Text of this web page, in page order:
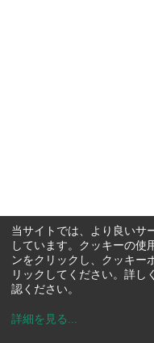
当サイトでは、より良いサ
しています。クッキーの使
ンをクリックし、クッキー
リックしてください。詳し
認ください。
詳細を見る ...